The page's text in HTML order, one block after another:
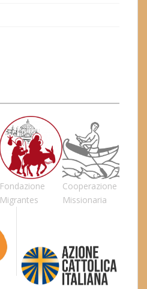
Fondazione
Migrantes
Cooperazione
Missionaria